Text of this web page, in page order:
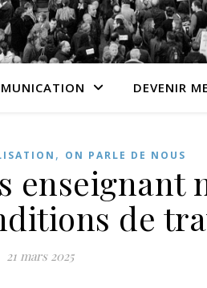
DEVENIR
, ON PARLE DE NOUS
enseignant
de
21 mars 2025